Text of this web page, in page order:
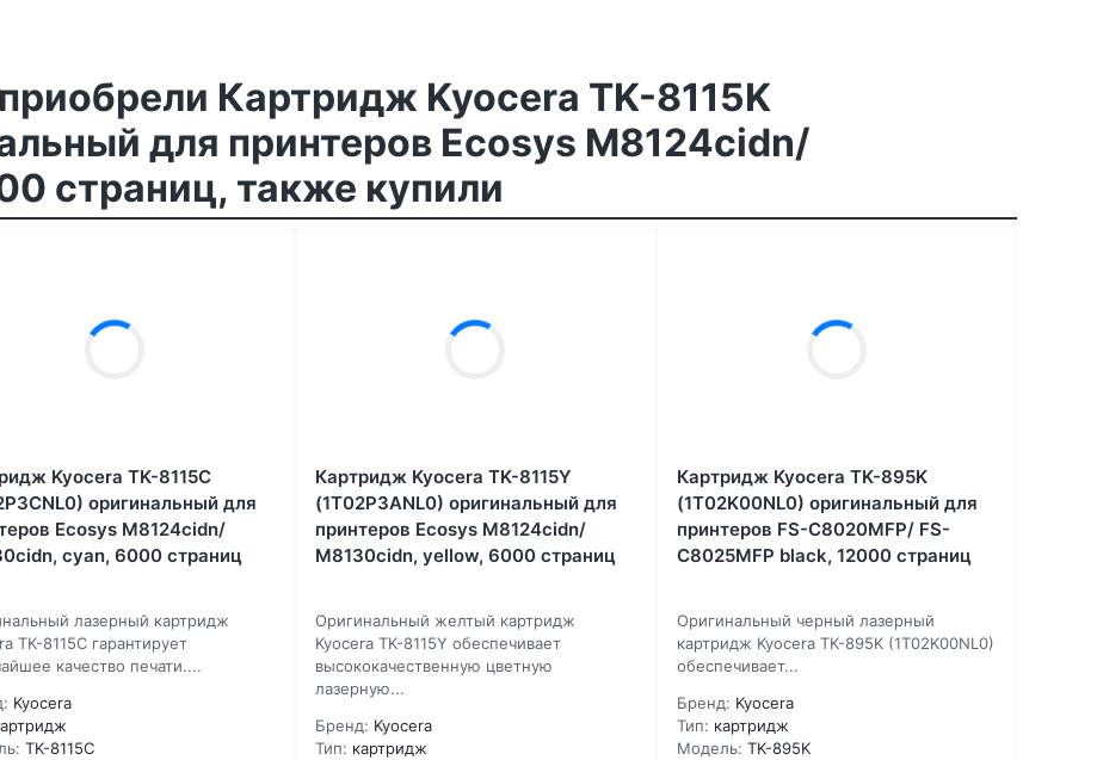
Картридж Kyocera TK-8115K
для принтеров Ecosys M8124cidn/
страниц, также купили
Kyocera TK-8115C
оригинальный для
Ecosys M8124cidn/
cyan, 6000 страниц
лазерный картридж
TK-8115C гарантирует
качество печати....
Kyocera
TK-8115C
Картридж Kyocera TK-8115Y
(1T02P3ANL0) оригинальный для
принтеров Ecosys M8124cidn/
M8130cidn, yellow, 6000 страниц
Оригинальный желтый картридж
Kyocera TK-8115Y обеспечивает
высококачественную цветную
лазерную...
Бренд: Kyocera
Тип: картридж
Картридж Kyocera TK-895K
(1T02K00NL0) оригинальный для
принтеров FS-C8020MFP/ FS-
C8025MFP black, 12000 страниц
Оригинальный черный лазерный
картридж Kyocera TK-895K (1T02K00NL0)
обеспечивает...
Бренд: Kyocera
Тип: картридж
Модель: TK-895K